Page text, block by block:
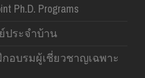
Ph.D. Programs
ระจำบ้าน
อบรมผู้เชี่ยวชาญเฉพาะ